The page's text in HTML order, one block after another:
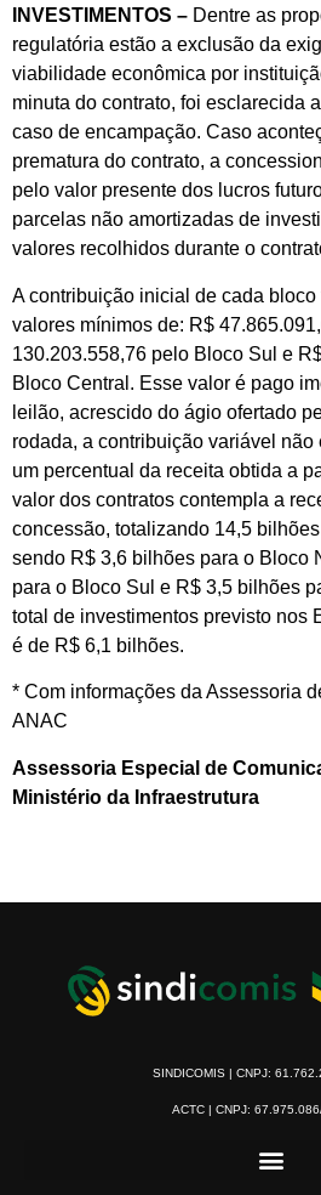
INVESTIMENTOS – Dentre as
regulatória estão a exclusão da
viabilidade econômica por
minuta do contrato, foi esclarecida
caso de encampação. Caso
prematura do contrato, a
pelo valor presente dos lucros
parcelas não amortizadas de
valores recolhidos durante o
A contribuição inicial de cada
valores mínimos de: R$
130.203.558,76 pelo Bloco Sul e
Bloco Central. Esse valor é pago
leilão, acrescido do ágio ofertado
rodada, a contribuição variável não
um percentual da receita obtida a
valor dos contratos contempla a
concessão, totalizando 14,5
sendo R$ 3,6 bilhões para o Bloco
para o Bloco Sul e R$ 3,5 bilhões
total de investimentos previsto nos
é de R$ 6,1 bilhões.
* Com informações da Assessoria
ANAC
Assessoria Especial de
Ministério da Infraestrutura
SINDICOMIS | CNPJ:
ACTC | CNPJ: